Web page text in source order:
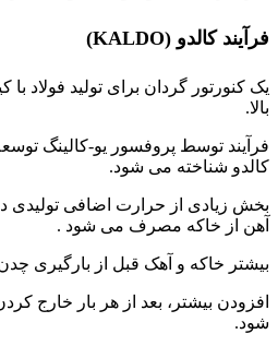
فرآیند کالدو (KALDO)
یک کنورتور گردان برای تولید فولاد
بالا.
فرآیند توسط پروفسور یو-کالینگ
کالدو شناخته می شود.
بخش زیادی از حرارت اضافی تولیدی
آهن از خاکه مصرف می شود .
بیشتر خاکه و آهک قبل از بارگیری
افزودن بیشتر، بعد از هر بار خارج
شود.